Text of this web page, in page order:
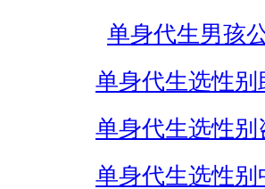
单身代生男孩
单身代生选性别
单身代生选性别
单身代生选性别